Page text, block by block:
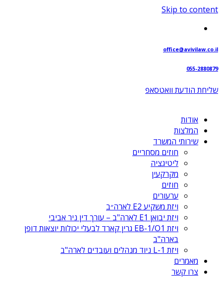
Skip to content
office@avivilaw.co.il
055-2880879
שליחת הודעת וואטסאפ⁩
אודות
המלצות
שירותי המשרד
חוזים מסחריים
ליטיגציה
מקרקעין
חוזים
ערעורים
ויזת משקיע E2 לארה״ב
ויזת יבואן E1 לארה"ב – עורך דין ניר אביבי
ויזת EB-1/O1 גרין קארד לבעלי יכולות יוצאות דופן
בארה"ב
ויזת L-1 ניוד מנהלים ועובדים לארה"ב
מאמרים
צרו קשר